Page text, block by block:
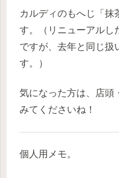
カルディのもへじ「抹
す。（リニューアルし
ですが、去年と同じ扱
す。）
気になった方は、店頭
みてくださいね！
個人用メモ。